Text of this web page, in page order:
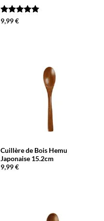
Note
9,99€
Cuillère de Bois Hemu
Japonaise 15.2cm
9,99€